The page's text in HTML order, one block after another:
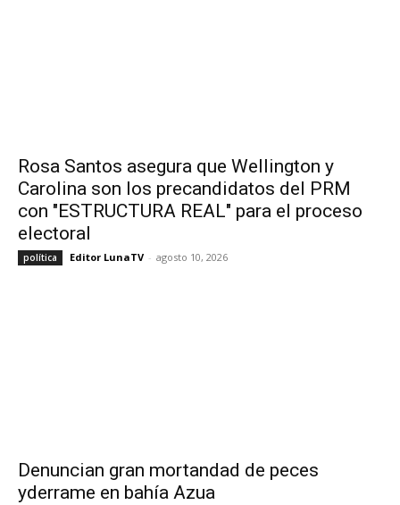
Rosa Santos asegura que Wellington y
Carolina son los precandidatos del PRM
con "ESTRUCTURA REAL" para el proceso
electoral
política Editor LunaTV - agosto 10, 2026
Denuncian gran mortandad de peces
yderrame en bahía Azua